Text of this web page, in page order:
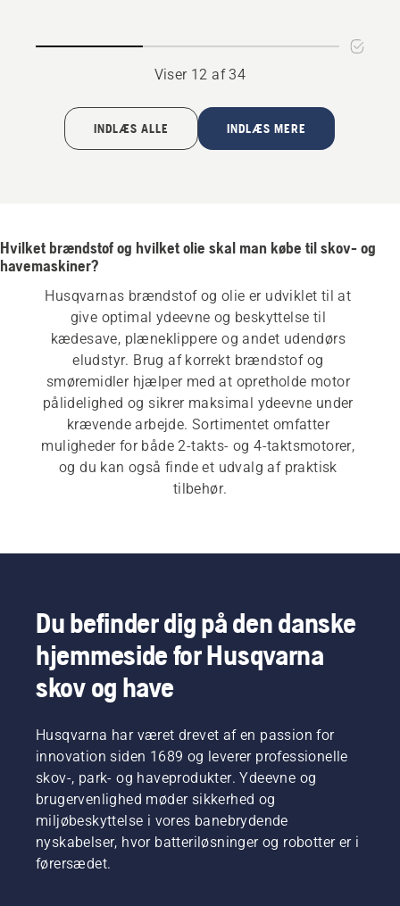
Viser 12 af 34
INDLÆS ALLE INDLÆS MERE
Hvilket brændstof og hvilket olie skal man købe til skov- og
havemaskiner?
Husqvarnas brændstof og olie er udviklet til at
give optimal ydeevne og beskyttelse til
kædesave, plæneklippere og andet udendørs
eludstyr. Brug af korrekt brændstof og
smøremidler hjælper med at opretholde motor
pålidelighed og sikrer maksimal ydeevne under
krævende arbejde. Sortimentet omfatter
muligheder for både 2-takts- og 4-taktsmotorer,
og du kan også finde et udvalg af praktisk
tilbehør.
Du befinder dig på den danske
hjemmeside for Husqvarna
skov og have
Husqvarna har været drevet af en passion for
innovation siden 1689 og leverer professionelle
skov-, park- og haveprodukter. Ydeevne og
brugervenlighed møder sikkerhed og
miljøbeskyttelse i vores banebrydende
nyskabelser, hvor batteriløsninger og robotter er i
førersædet.